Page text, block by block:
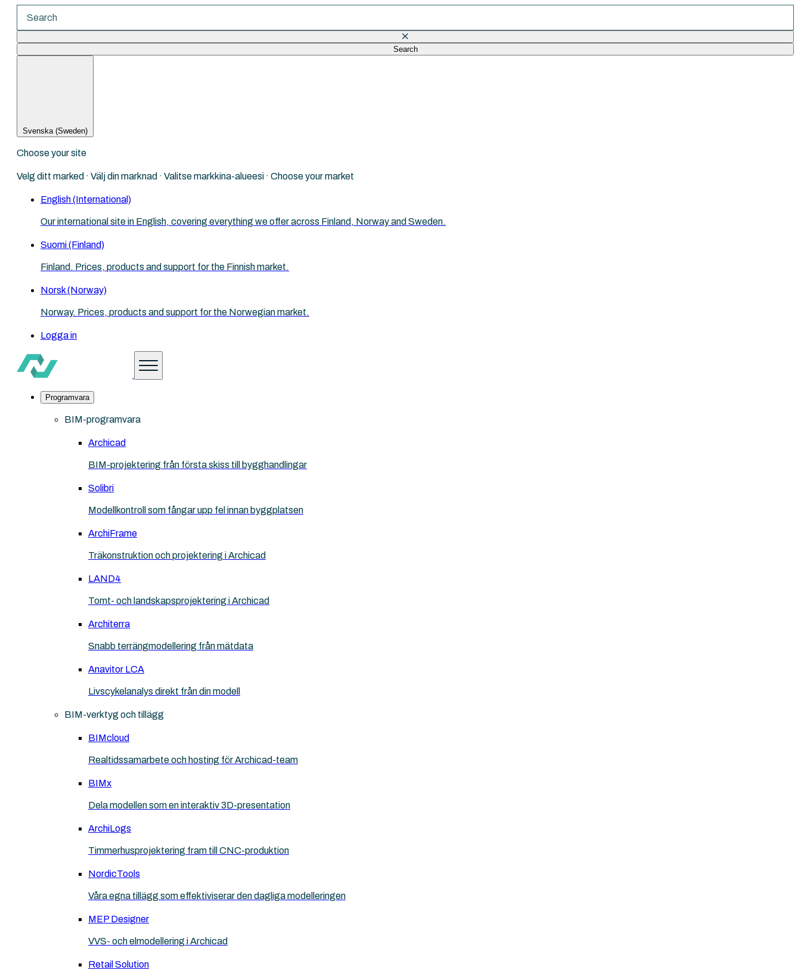
Search
Svenska (Sweden)
Choose your site
Velg ditt marked · Välj din marknad · Valitse markkina-alueesi · Choose your market
English (International)
Our international site in English, covering everything we offer across Finland, Norway and Sweden.
Suomi (Finland)
Finland. Prices, products and support for the Finnish market.
Norsk (Norway)
Norway. Prices, products and support for the Norwegian market.
Logga in
Programvara
BIM-programvara
Archicad
BIM-projektering från första skiss till bygghandlingar
Solibri
Modellkontroll som fångar upp fel innan byggplatsen
ArchiFrame
Träkonstruktion och projektering i Archicad
LAND4
Tomt- och landskapsprojektering i Archicad
Architerra
Snabb terrängmodellering från mätdata
Anavitor LCA
Livscykelanalys direkt från din modell
BIM-verktyg och tillägg
BIMcloud
Realtidssamarbete och hosting för Archicad-team
BIMx
Dela modellen som en interaktiv 3D-presentation
ArchiLogs
Timmerhusprojektering fram till CNC-produktion
NordicTools
Våra egna tillägg som effektiviserar den dagliga modelleringen
MEP Designer
VVS- och elmodellering i Archicad
Retail Solution